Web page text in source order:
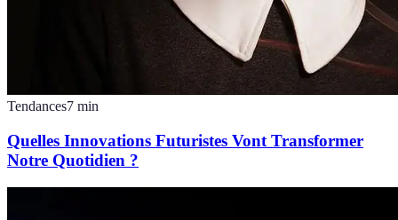
Tendances7 min
Quelles Innovations Futuristes Vont Transformer
Notre Quotidien ?